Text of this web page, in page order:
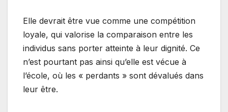
Elle devrait être vue comme une compétition
loyale, qui valorise la comparaison entre les
individus sans porter atteinte à leur dignité. Ce
n’est pourtant pas ainsi qu’elle est vécue à
l’école, où les « perdants » sont dévalués dans
leur être.